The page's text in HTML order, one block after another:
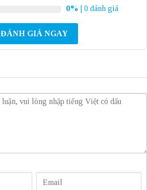
0% | 0 đánh giá
ĐÁNH GIÁ NGAY